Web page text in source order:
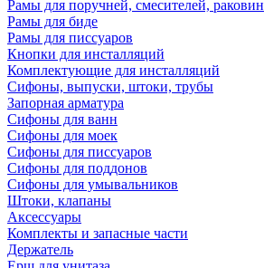
Рамы для поручней, смесителей, раковин
Рамы для биде
Рамы для писсуаров
Кнопки для инсталляций
Комплектующие для инсталляций
Сифоны, выпуски, штоки, трубы
Запорная арматура
Сифоны для ванн
Сифоны для моек
Сифоны для писсуаров
Сифоны для поддонов
Сифоны для умывальников
Штоки, клапаны
Аксессуары
Комплекты и запасные части
Держатель